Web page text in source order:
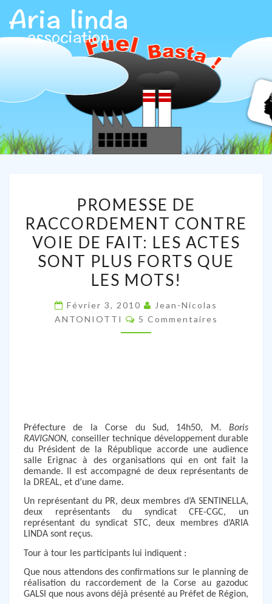
Association
Aria Linda
DE
RACCORDEMENT
CONTRE
VOIE
DE
FAIT:
LES
ACTES
PROMESSE DE
RACCORDEMENT CONTRE
VOIE DE FAIT: LES ACTES
SONT PLUS FORTS QUE
LES MOTS!
Février 3, 2010
Jean-Nicolas
ANTONIOTTI
Commentaires
5 Commentaires
Préfecture de la Corse du Sud, 14h50, M. Boris
RAVIGNON, conseiller technique développement durable
du Président de la République accorde une audience
salle Erignac à des organisations qui en ont fait la
demande. Il est accompagné de deux représentants de
la DREAL, et d’une dame.
Un représentant du PR, deux membres d’A SENTINELLA,
deux représentants du syndicat CFE-CGC, un
représentant du syndicat STC, deux membres d’ARIA
LINDA sont reçus.
Tour à tour les participants lui indiquent :
Que nous attendons des confirmations sur le planning de
réalisation du raccordement de la Corse au gazoduc
GALSI que nous avons déjà présenté au Préfet de Région,